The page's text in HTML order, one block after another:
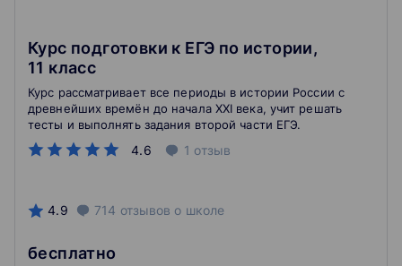
Курс подготовки к ЕГЭ по истории,
11 класс
4.6 1 отзыв
Курс рассматривает все периоды в истории России с
древнейших времён до начала XXI века, учит решать
тесты и выполнять задания второй части ЕГЭ.
4.9 714 отзывов о школе
бесплатно